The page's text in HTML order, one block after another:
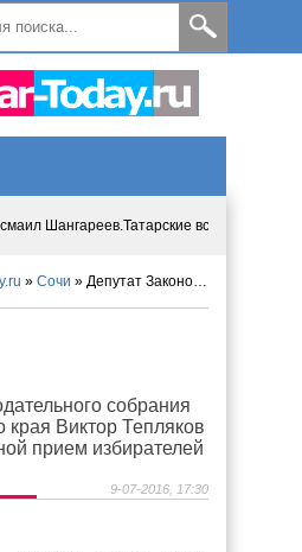
Шангареев.Татарские встречи на
«Мир без слёз» впервые в Анапе:
Шангареев. В поисках внутренней
Краснодаре отменяют «СНИЛС», что будет
» Сочи » Депутат Законодательного собрания Краснодарского края Виктор Тепляков провел очередной прием избирателей своего округа
собрания
края Виктор Тепляков
прием избирателей
9-07-2016, 17:30